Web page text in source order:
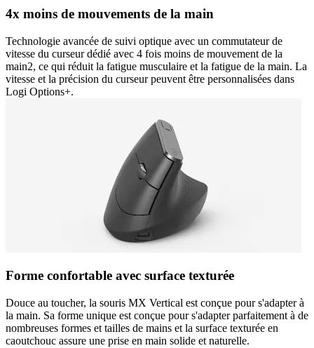
4x moins de mouvements de la main
Technologie avancée de suivi optique avec un commutateur de
vitesse du curseur dédié avec 4 fois moins de mouvement de la
main2, ce qui réduit la fatigue musculaire et la fatigue de la main. La
vitesse et la précision du curseur peuvent être personnalisées dans
Logi Options+.
Forme confortable avec surface texturée
Douce au toucher, la souris MX Vertical est conçue pour s'adapter à
la main. Sa forme unique est conçue pour s'adapter parfaitement à de
nombreuses formes et tailles de mains et la surface texturée en
caoutchouc assure une prise en main solide et naturelle.